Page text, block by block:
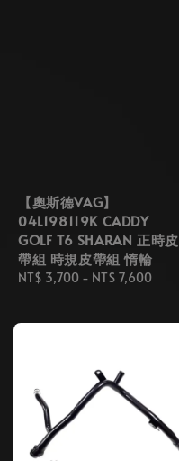
【奧斯德VAG】
04L198119K CADDY
GOLF T6 SHARAN 正時皮
帶組 時規皮帶組 惰輪
Regular
NT$ 3,700 - NT$ 7,600